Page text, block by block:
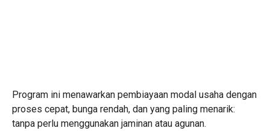
Program ini menawarkan pembiayaan modal usaha dengan
proses cepat, bunga rendah, dan yang paling menarik:
tanpa perlu menggunakan jaminan atau agunan.